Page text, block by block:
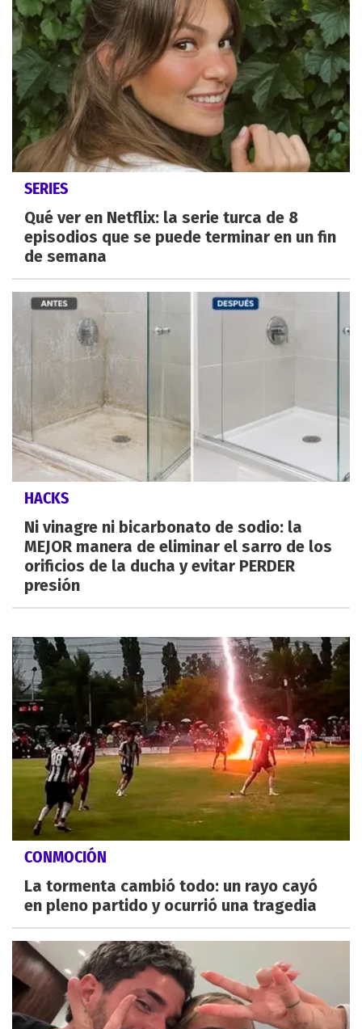
SERIES
Qué ver en Netflix: la serie turca de 8
episodios que se puede terminar en un fin
de semana
HACKS
Ni vinagre ni bicarbonato de sodio: la
MEJOR manera de eliminar el sarro de los
orificios de la ducha y evitar PERDER
presión
CONMOCIÓN
La tormenta cambió todo: un rayo cayó
en pleno partido y ocurrió una tragedia